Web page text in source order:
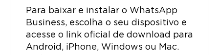
Para baixar e instalar o WhatsApp
Business, escolha o seu dispositivo e
acesse o link oficial de download para
Android, iPhone, Windows ou Mac.